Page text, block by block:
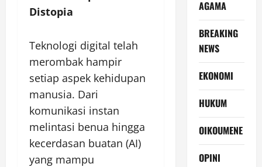
Distopia
Teknologi digital telah
merombak hampir
setiap aspek kehidupan
manusia. Dari
komunikasi instan
melintasi benua hingga
kecerdasan buatan (AI)
yang mampu
AGAMA
BREAKING
NEWS
EKONOMI
HUKUM
OIKOUMENE
OPINI